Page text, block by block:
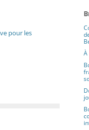
pour les
À